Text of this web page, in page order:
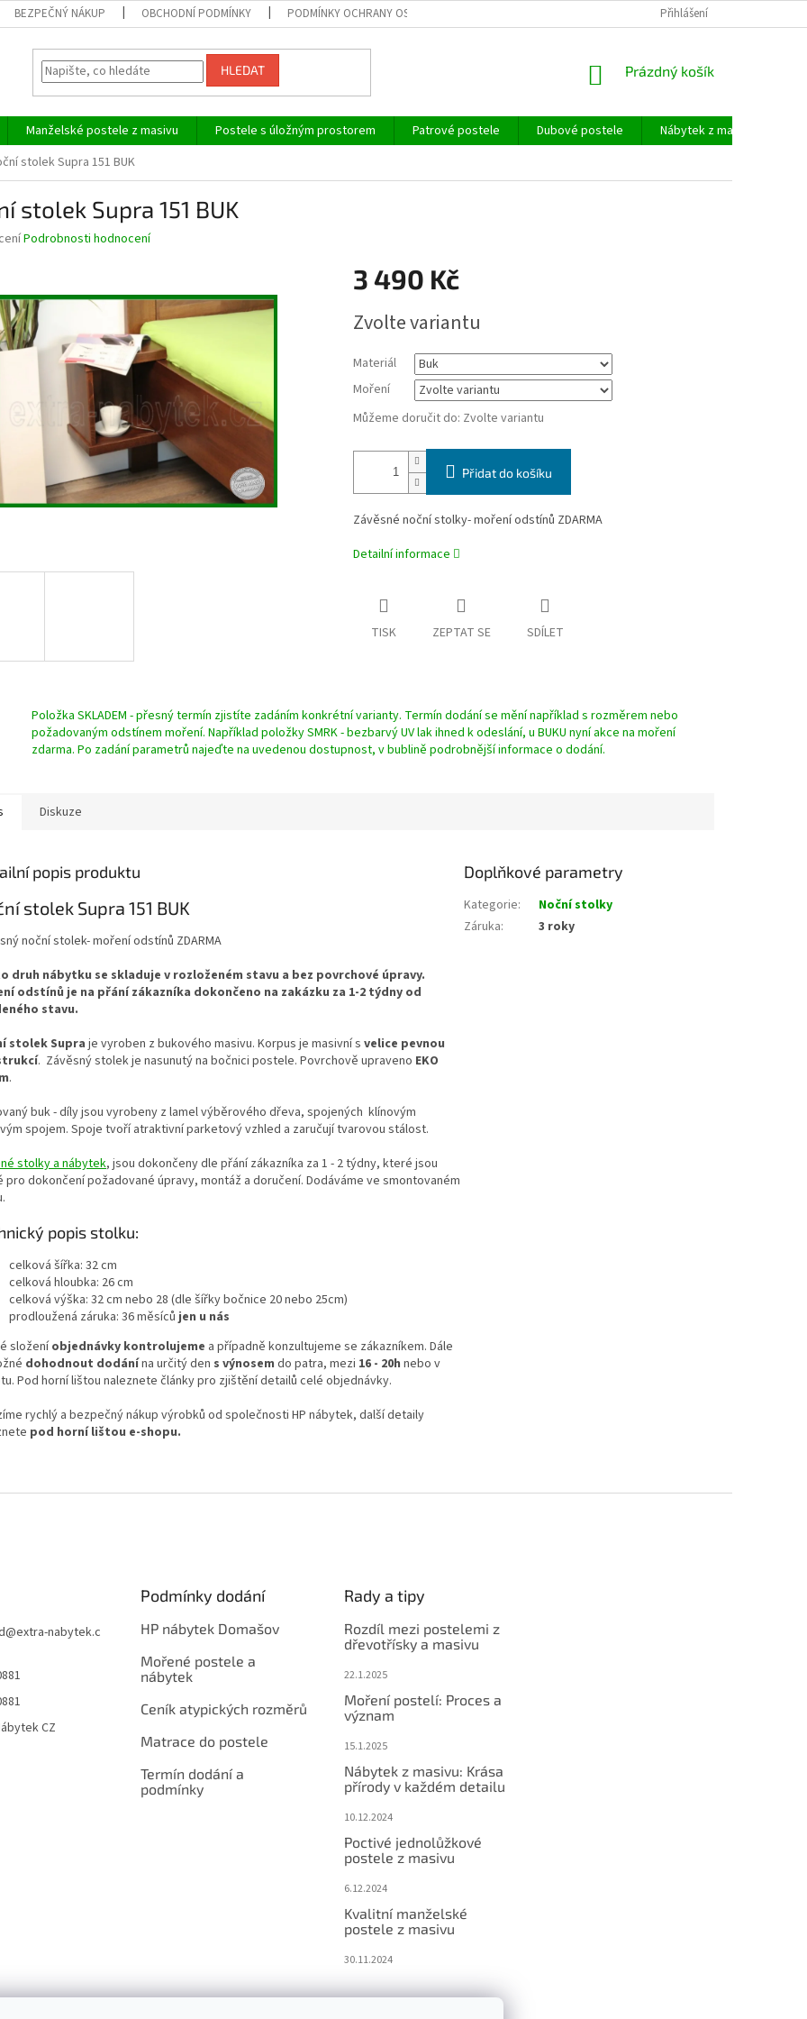
BEZPEČNÝ NÁKUP OBCHODNÍ PODMÍNKY PODMÍNKY OCHRANY OSOBNÍCH ÚDAJŮ Přihlášení
HLEDAT
NÁKUPNÍ
Prázdný košík
Manželské postele z masivu Postele s úložným prostorem Patrové postele Dubové postele Nábytek z masivu
stolek Supra 151 BUK
stolek Supra 151 BUK
Podrobnosti hodnocení
3 490 Kč
cena:
Zvolte variantu
Materiál
Moření
Můžeme doručit do: Zvolte variantu
Přidat do košíku
Závěsné noční stolky- moření odstínů ZDARMA
Detailní informace
TISK ZEPTAT SE SDÍLET
Položka SKLADEM - přesný termín zjistíte zadáním konkrétní varianty. Termín dodání se mění například s rozměrem nebo
požadovaným odstínem moření. Například položky SMRK - bezbarvý UV lak ihned k odeslání, u BUKU nyní akce na moření
zdarma. Po zadání parametrů najeďte na uvedenou dostupnost, v bublině podrobnější informace o dodání.
Diskuze
popis produktu
stolek Supra 151 BUK
noční stolek- moření odstínů ZDARMA
druh nábytku se skladuje v rozloženém stavu a bez povrchové úpravy.
odstínů je na přání zákazníka dokončeno na zakázku za 1-2 týdny od
stavu.
stolek Supraje vyroben z bukového masivu. Korpus je masivní s velice pevnou
. Závěsný stolek je nasunutý na bočnici postele. Povrchově upraveno EKO
.
buk - díly jsou vyrobeny z lamel výběrového dřeva, spojených klínovým
spojem. Spoje tvoří atraktivní parketový vzhled a zaručují tvarovou stálost.
stolky a nábytek, jsou dokončeny dle přání zákazníka za 1 - 2 týdny, které jsou
pro dokončení požadované úpravy, montáž a doručení. Dodáváme ve smontovaném
popis stolku:
celková šířka: 32 cm
celková hloubka: 26 cm
celková výška: 32 cm nebo 28 (dle šířky bočnice 20 nebo 25cm)
prodloužená záruka: 36 měsíců jen u nás
složeníobjednávky kontrolujeme a případně konzultujeme se zákazníkem. Dále
dohodnout dodánína určitý den s výnosem do patra, mezi 16 - 20h nebo v
Pod horní lištou naleznete články pro zjištění detailů celé objednávky.
rychlý a bezpečný nákup výrobků od společnosti HP nábytek, další detaily
pod horní lištou e-shopu.
Doplňkové parametry
Kategorie:
Noční stolky
Záruka: 3 roky
@extra-nabytek.c
CZ
Podmínky dodání
HP nábytek Domašov
Mořené postele a
nábytek
Ceník atypických rozměrů
Matrace do postele
Termín dodání a
podmínky
Rady a tipy
Rozdíl mezi postelemi z
dřevotřísky a masivu
22.1.2025
Moření postelí: Proces a
význam
15.1.2025
Nábytek z masivu: Krása
přírody v každém detailu
10.12.2024
Poctivé jednolůžkové
postele z masivu
6.12.2024
Kvalitní manželské
postele z masivu
30.11.2024